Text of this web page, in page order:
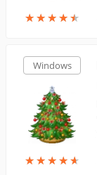
★★★★★
★★★★★
Windows
★★★★★
★★★★★